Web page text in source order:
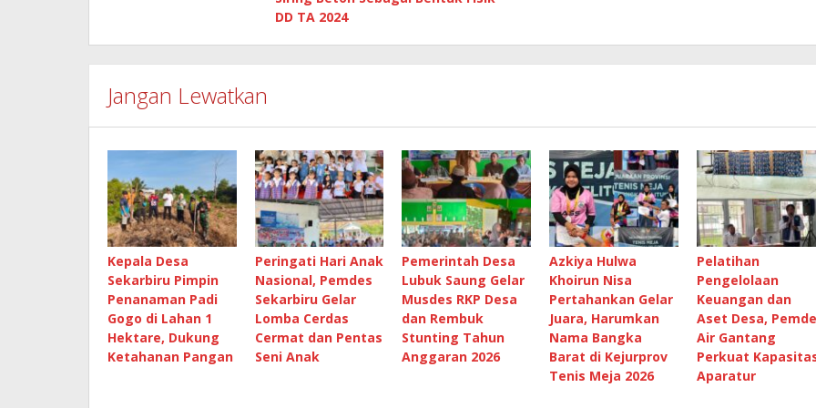
DD TA 2024
Jangan Lewatkan
Kepala Desa
Sekarbiru Pimpin
Penanaman Padi
Gogo di Lahan 1
Hektare, Dukung
Ketahanan Pangan
Peringati Hari Anak
Nasional, Pemdes
Sekarbiru Gelar
Lomba Cerdas
Cermat dan Pentas
Seni Anak
Pemerintah Desa
Lubuk Saung Gelar
Musdes RKP Desa
dan Rembuk
Stunting Tahun
Anggaran 2026
Azkiya Hulwa
Khoirun Nisa
Pertahankan Gelar
Juara, Harumkan
Nama Bangka
Barat di Kejurprov
Tenis Meja 2026
Pelatihan
Pengelolaan
Keuangan dan
Aset Desa,
Air Gantang
Perkuat
Aparatur